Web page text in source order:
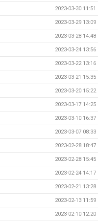
2023-03-30 11:51
2023-03-29 13:09
2023-03-28 14:48
2023-03-24 13:56
2023-03-22 13:16
2023-03-21 15:35
2023-03-20 15:22
2023-03-17 14:25
2023-03-10 16:37
2023-03-07 08:33
2023-02-28 18:47
2023-02-28 15:45
2023-02-24 14:17
2023-02-21 13:28
2023-02-13 11:59
2023-02-10 12:20